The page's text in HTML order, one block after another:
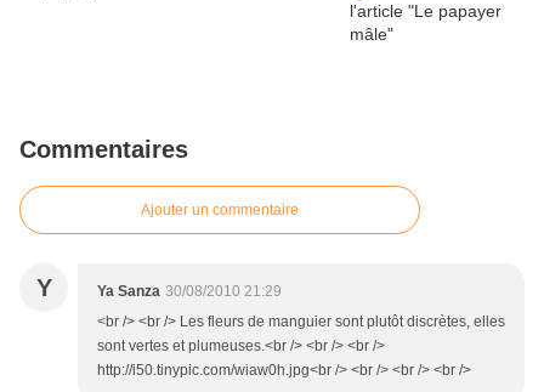
Commentaires
Ajouter un commentaire
Y Ya Sanza 30/08/2010 21:29
<br /> <br /> Les fleurs de manguier sont plutôt discrètes, elles
sont vertes et plumeuses.<br /> <br /> <br />
http://i50.tinypic.com/wiaw0h.jpg<br /> <br /> <br /> <br />